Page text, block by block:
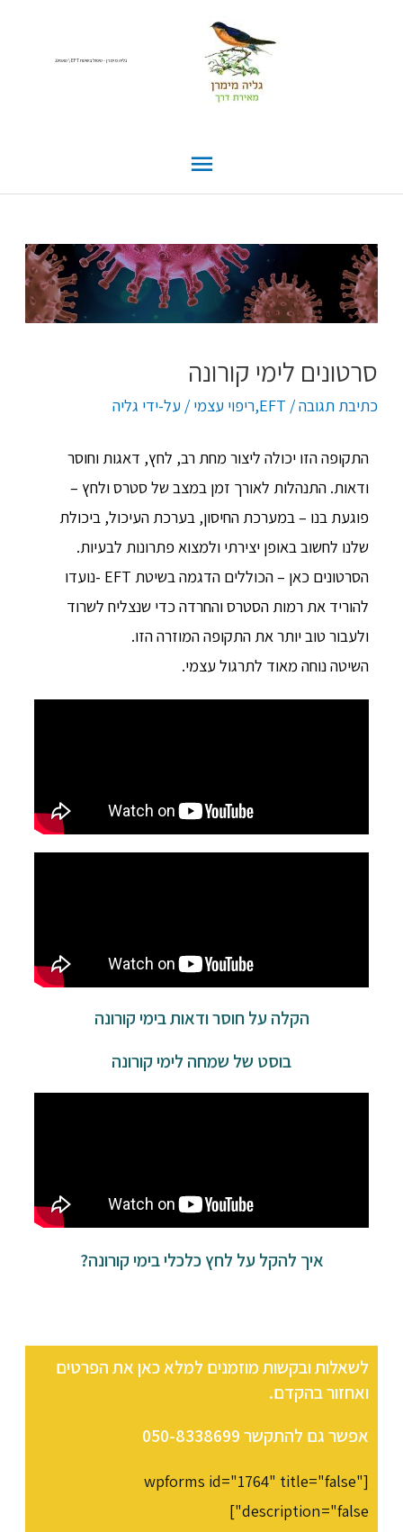
גליה מימרן - טיפול בשיטת EFT \ טאפינג
סרטונים לימי קורונה
כתיבת תגובה/
EFT
,ריפוי עצמי / על-ידי גליה
התקופה הזו יכולה ליצור מחת רב, לחץ, דאגות וחוסר
ודאות. התנהלות לאורך זמן במצב של סטרס ולחץ –
פוגעת בנו – במערכת החיסון, בערכת העיכול, ביכולת
שלנו לחשוב באופן יצירתי ולמצוא פתרונות לבעיות.
הסרטונים כאן – הכוללים הדגמה בשיטת EFT -נועדו
להוריד את רמות הסטרס והחרדה כדי שנצליח לשרוד
ולעבור טוב יותר את התקופה המוזרה הזו.
השיטה נוחה מאוד לתרגול עצמי.
הקלה על חוסר ודאות בימי קורונה
בוסט של שמחה לימי קורונה
איך להקל על לחץ כלכלי בימי קורונה?
לשאלות ובקשות מוזמנים למלא כאן את הפרטים
ואחזור בהקדם.
אפשר גם להתקשר 050-8338699
[wpforms id="1764" title="false"
description="false"]